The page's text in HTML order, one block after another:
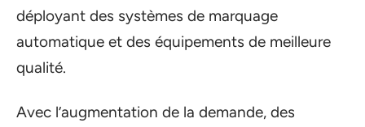
déployant des systèmes de marquage
automatique et des équipements de meilleure
qualité.
Avec l’augmentation de la demande, des